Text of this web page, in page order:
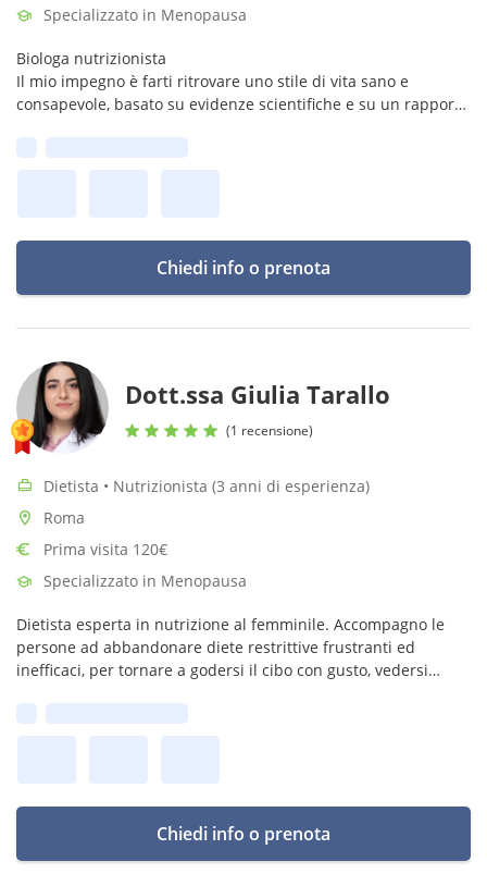
Specializzato in Menopausa
Biologa nutrizionista
Il mio impegno è farti ritrovare uno stile di vita sano e
consapevole, basato su evidenze scientifiche e su un rapporto
Chiedi info o prenota
Dott.ssa Giulia Tarallo
(1 recensione)
Dietista • Nutrizionista (3 anni di esperienza)
Roma
Prima visita 120€
Specializzato in Menopausa
Dietista esperta in nutrizione al femminile. Accompagno le
persone ad abbandonare diete restrittive frustranti ed
inefficaci, per tornare a godersi il cibo con gusto, vedersi
Chiedi info o prenota